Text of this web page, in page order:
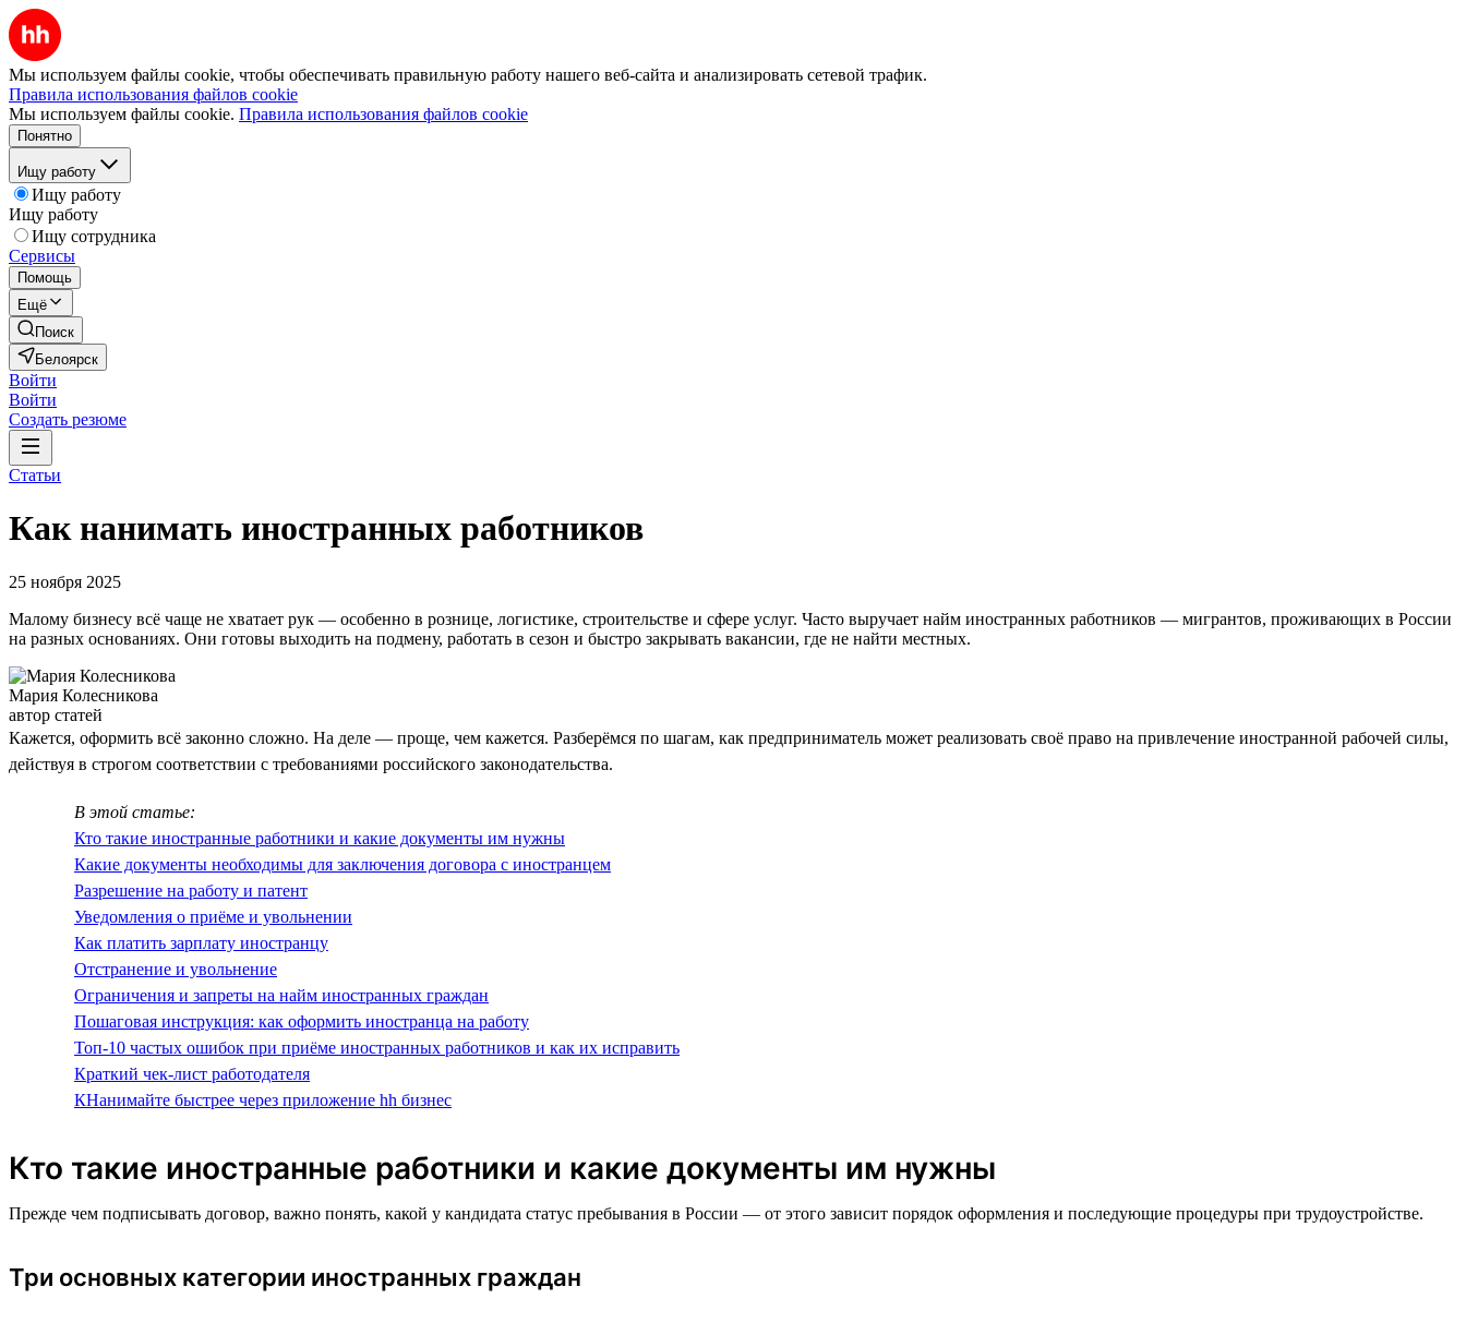
Мы используем файлы cookie, чтобы обеспечивать правильную работу нашего веб-сайта и анализировать сетевой трафик.
Правила использования файлов cookie
Мы используем файлы cookie. Правила использования файлов cookie
Понятно
Ищу работу
Ищу работу
Ищу работу
Ищу сотрудника
Сервисы
Помощь
Ещё
Поиск
Белоярск
Войти
Войти
Создать резюме
Статьи
Как нанимать иностранных работников
25 ноября 2025
Малому бизнесу всё чаще не хватает рук — особенно в рознице, логистике, строительстве и сфере услуг. Часто выручает найм иностранных работников — мигрантов, проживающих в России
на разных основаниях. Они готовы выходить на подмену, работать в сезон и быстро закрывать вакансии, где не найти местных.
Мария Колесникова
автор статей
Кажется, оформить всё законно сложно. На деле — проще, чем кажется. Разберёмся по шагам, как предприниматель может реализовать своё право на привлечение иностранной рабочей силы,
действуя в строгом соответствии с требованиями российского законодательства.
В этой статье:
Кто такие иностранные работники и какие документы им нужны
Какие документы необходимы для заключения договора с иностранцем
Разрешение на работу и патент
Уведомления о приёме и увольнении
Как платить зарплату иностранцу
Отстранение и увольнение
Ограничения и запреты на найм иностранных граждан
Пошаговая инструкция: как оформить иностранца на работу
Топ-10 частых ошибок при приёме иностранных работников и как их исправить
Краткий чек-лист работодателя
КНанимайте быстрее через приложение hh бизнес
Кто такие иностранные работники и какие документы им нужны
Прежде чем подписывать договор, важно понять, какой у кандидата статус пребывания в России — от этого зависит порядок оформления и последующие процедуры при трудоустройстве.
Три основных категории иностранных граждан